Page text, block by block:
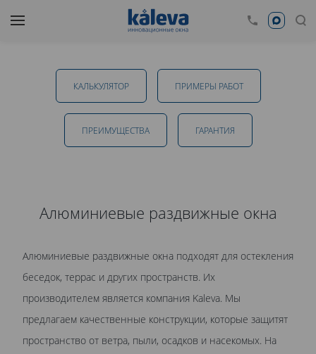
Алюминиевые раздвижные окна в Тамбове
от 12 100 руб.
политикой обработки персональных данныхознакомлен.
КАЛЬКУЛЯТОР ПРИМЕРЫ РАБОТ
ПРЕИМУЩЕСТВА ГАРАНТИЯ
Алюминиевые раздвижные окна
Алюминиевые раздвижные окна подходят для остекления
беседок, террас и других пространств. Их
производителем является компания Kaleva. Мы
предлагаем качественные конструкции, которые защитят
пространство от ветра, пыли, осадков и насекомых. На